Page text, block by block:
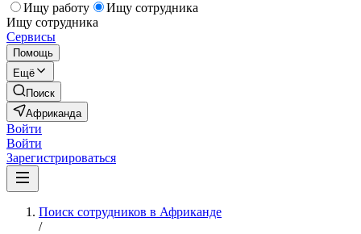
Ищу работу
Ищу сотрудника
Ищу сотрудника
Сервисы
Помощь
Ещё
Поиск
Африканда
Войти
Войти
Зарегистрироваться
Поиск сотрудников в Африканде
/